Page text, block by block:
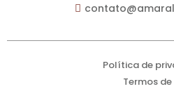
Política de
Termos de